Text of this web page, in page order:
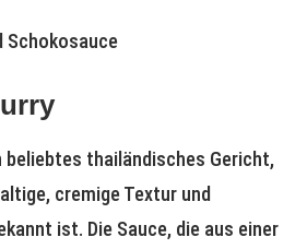
Schokosauce
beliebtes thailändisches Gericht,
cremige Textur und
ist. Die Sauce, die aus einer